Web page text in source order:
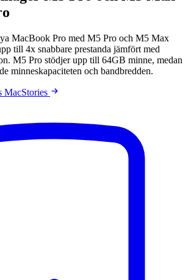
MacBook Pro med M5 Pro och M5 Max
till 4x snabbare prestanda jämfört med
M5 Pro stödjer upp till 64GB minne, medan
minneskapaciteten och bandbredden.
MacStories